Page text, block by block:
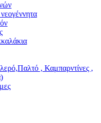
, Καμπαρντίνες ,